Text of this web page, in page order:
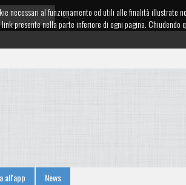
all'app News
necessari al funzionamento ed utili alle finalità illustrate
presente nella parte inferiore di ogni pagina.